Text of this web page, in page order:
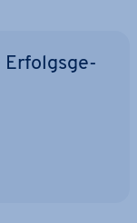
Er­folgs­ge­